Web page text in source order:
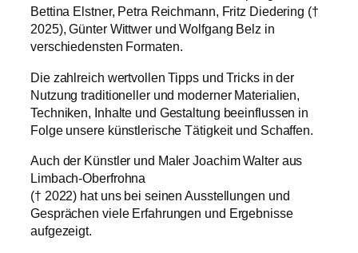
Bettina Elstner, Petra Reichmann, Fritz Diedering (†
2025), Günter Wittwer und Wolfgang Belz in
verschiedensten Formaten.
Die zahlreich wertvollen Tipps und Tricks in der
Nutzung traditioneller und moderner Materialien,
Techniken, Inhalte und Gestaltung beeinflussen in
Folge unsere künstlerische Tätigkeit und Schaffen.
Auch der Künstler und Maler Joachim Walter aus
Limbach-Oberfrohna
(† 2022) hat uns bei seinen Ausstellungen und
Gesprächen viele Erfahrungen und Ergebnisse
aufgezeigt.